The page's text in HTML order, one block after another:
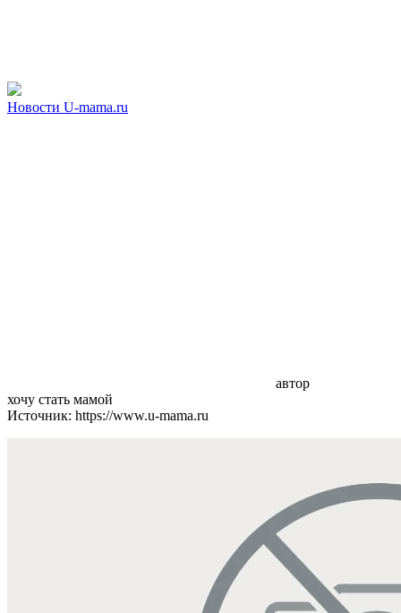
Новости U-mama.ru
автор
хочу стать мамой
Источник: https://www.u-mama.ru